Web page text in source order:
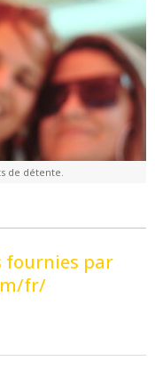
de détente.
fournies par
fr/